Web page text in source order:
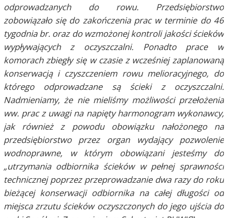
odprowadzanych do rowu. Przedsiębiorstwo
zobowiązało się do zakończenia prac w terminie do 46
tygodnia br. oraz do wzmożonej kontroli jakości ścieków
wypływających z oczyszczalni. Ponadto prace w
komorach zbiegły się w czasie z wcześniej zaplanowaną
konserwacją i czyszczeniem rowu melioracyjnego, do
którego odprowadzane są ścieki z oczyszczalni.
Nadmieniamy, że nie mieliśmy możliwości przełożenia
ww. prac z uwagi na napięty harmonogram wykonawcy,
jak również z powodu obowiązku nałożonego na
przedsiębiorstwo przez organ wydający pozwolenie
wodnoprawne, w którym obowiązani jesteśmy do
„utrzymania odbiornika ścieków w pełnej sprawności
technicznej poprzez przeprowadzanie dwa razy do roku
bieżącej konserwacji odbiornika na całej długości od
miejsca zrzutu ścieków oczyszczonych do jego ujścia do